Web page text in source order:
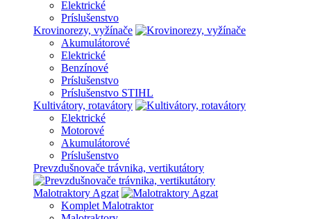
Elektrické
Príslušenstvo
Krovinorezy, vyžínače
Akumulátorové
Elektrické
Benzínové
Príslušenstvo
Príslušenstvo STIHL
Kultivátory, rotavátory
Elektrické
Motorové
Akumulátorové
Príslušenstvo
Prevzdušnovače trávnika, vertikutátory
Malotraktory Agzat
Komplet Malotraktor